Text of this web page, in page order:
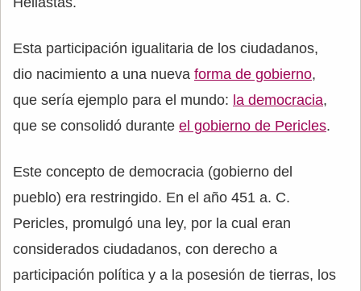
Esta participación igualitaria de los ciudadanos,
dio nacimiento a una nueva forma de gobierno,
que sería ejemplo para el mundo: la democracia,
que se consolidó durante el gobierno de Pericles.
Este concepto de democracia (gobierno del
pueblo) era restringido. En el año 451 a. C.
Pericles, promulgó una ley, por la cual eran
considerados ciudadanos, con derecho a
participación política y a la posesión de tierras, los